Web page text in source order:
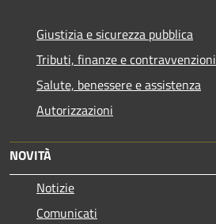
Giustizia e sicurezza pubblica
Tributi, finanze e contravvenzioni
Salute, benessere e assistenza
Autorizzazioni
NOVITÀ
Notizie
Comunicati